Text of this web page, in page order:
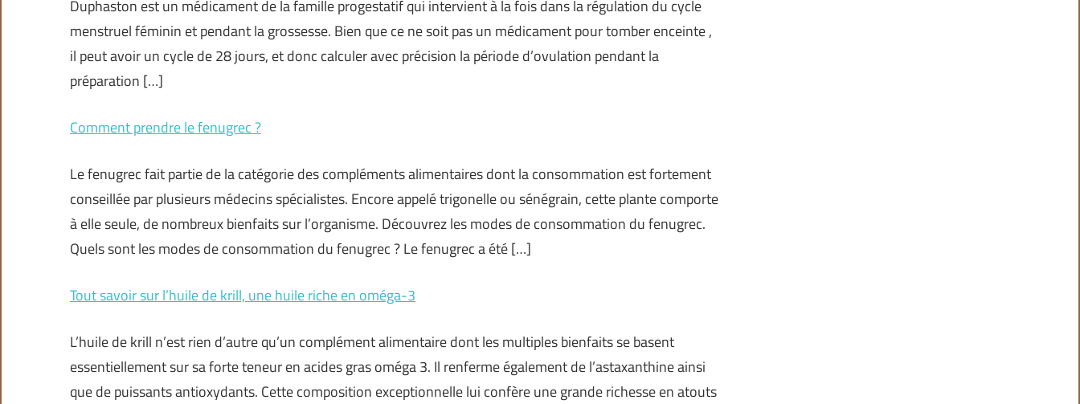
Duphaston est un médicament de la famille progestatif qui intervient à la fois dans la régulation du cycle
menstruel féminin et pendant la grossesse. Bien que ce ne soit pas un médicament pour tomber enceinte ,
il peut avoir un cycle de 28 jours, et donc calculer avec précision la période d’ovulation pendant la
préparation […]
Comment prendre le fenugrec ?
Le fenugrec fait partie de la catégorie des compléments alimentaires dont la consommation est fortement
conseillée par plusieurs médecins spécialistes. Encore appelé trigonelle ou sénégrain, cette plante comporte
à elle seule, de nombreux bienfaits sur l’organisme. Découvrez les modes de consommation du fenugrec.
Quels sont les modes de consommation du fenugrec ? Le fenugrec a été […]
Tout savoir sur l’huile de krill, une huile riche en oméga-3
L’huile de krill n’est rien d’autre qu’un complément alimentaire dont les multiples bienfaits se basent
essentiellement sur sa forte teneur en acides gras oméga 3. Il renferme également de l’astaxanthine ainsi
que de puissants antioxydants. Cette composition exceptionnelle lui confère une grande richesse en atouts